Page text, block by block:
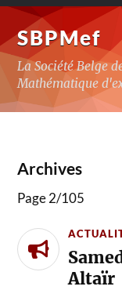
SBPMef
La Société Belge
Mathématique
Archives
Page 2/105
Altaïr